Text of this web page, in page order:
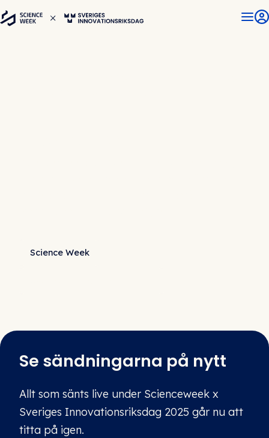
Science Week
Se sändningarna på nytt
Allt som sänts live under Scienceweek x
Sveriges Innovationsriksdag 2025 går nu att
titta på igen.